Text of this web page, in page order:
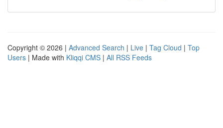
Copyright © 2026 | Advanced Search | Live | Tag Cloud | Top
Users | Made with Kliqqi CMS | All RSS Feeds